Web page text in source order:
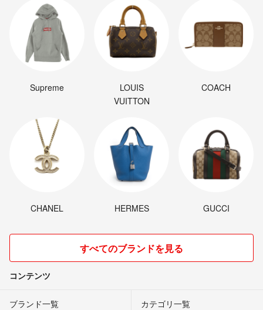
Supreme
LOUIS
VUITTON
COACH
CHANEL HERMES GUCCI
すべてのブランドを見る
コンテンツ
ブランド一覧 カテゴリ一覧